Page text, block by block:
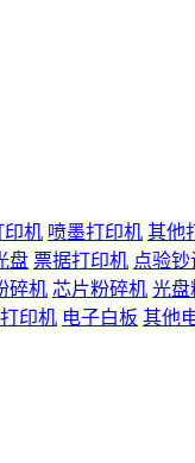
印机 喷墨打印机 其他
盘 票据打印机 点验钞
碎机 芯片粉碎机 光盘
印机 电子白板 其他